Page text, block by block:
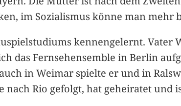
im Sozialismus könne man mehr
kennengelernt. Vater
das Fernsehensemble in Berlin
in Weimar spielte er und in
Rio gefolgt, hat geheiratet und